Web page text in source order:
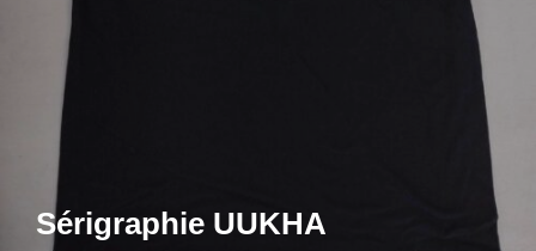
Sérigraphie UUKHA